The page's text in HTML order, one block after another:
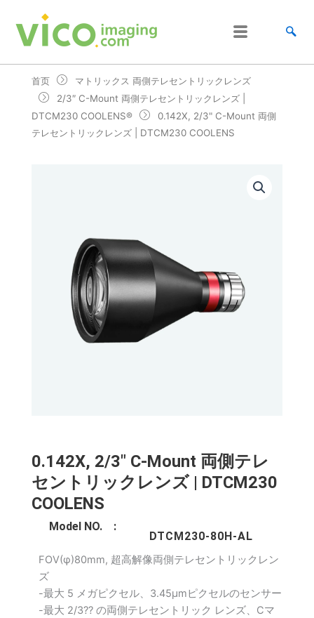
首页
マトリックス 両側テレセントリックレンズ
2/3″ C-Mount 両側テレセントリックレンズ |
DTCM230 COOLENS®
0.142X, 2/3" C-Mount 両側
テレセントリックレンズ | DTCM230 COOLENS
0.142X, 2/3" C-Mount 両側テレ
セントリックレンズ | DTCM230
COOLENS
Model NO. :
DTCM230-80H-AL
FOV(φ)80mm, 超高解像両側テレセントリックレン
ズ
-最大 5 メガピクセル、3.45μmピクセルのセンサー
-最大 2/3?? の両側テレセントリック レンズ、Cマ